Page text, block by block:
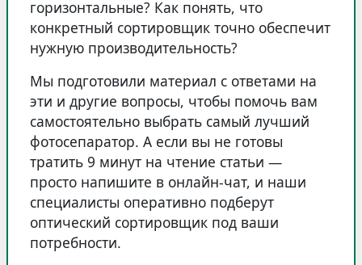
горизонтальные? Как понять, что
конкретный сортировщик точно обеспечит
нужную производительность?
Мы подготовили материал с ответами на
эти и другие вопросы, чтобы помочь вам
самостоятельно выбрать самый лучший
фотосепаратор. А если вы не готовы
тратить 9 минут на чтение статьи —
просто напишите в онлайн-чат, и наши
специалисты оперативно подберут
оптический сортировщик под ваши
потребности.